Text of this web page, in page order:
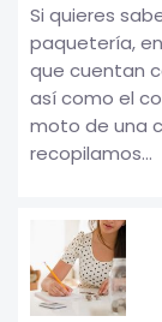
Si quieres
paquetería,
que cuentan
así como el
moto de una
recopilamos...